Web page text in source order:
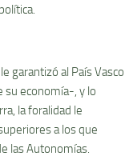
garantizó al Paí­s Vasco
su economí­a-, y lo
la foralidad le
a los que
las Autonomí­as.